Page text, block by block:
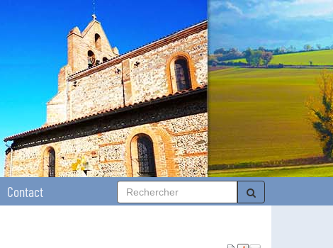
Contact